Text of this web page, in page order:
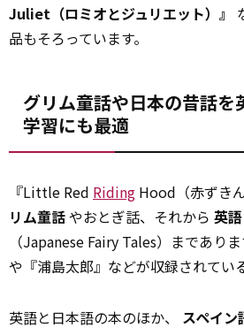
Juliet（ロミオとジュリエット）』
品もそろっています。
グリム童話や日本の昔話を
学習にも最適
『Little Red Riding Hood（赤ずき
リム童話やおとぎ話、それから 英
（Japanese Fairy Tales）まであり
や『浦島太郎』などが収録されてい
英語と日本語の本のほか、 スペイン